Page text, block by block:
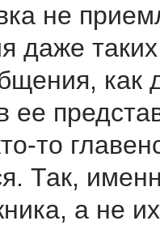
не
даже
как
ее
то
Так,
а не